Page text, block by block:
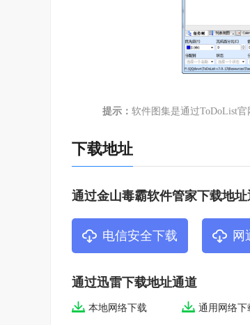
15.在选项对话框中增加了“应用”按钮
ToDoList 官方版 7.2.20.0
1.备注里可用RichEdit50富文本编辑器
3.把备注区默认放置到顶部
5.修正备注状态保存中/装载中
7.Alt+点击列 移动焦点到编辑框
8.允许“找到的”用作过滤器
提示： 软件图集是通过ToDoList
下载地址
通过金山毒霸软件管家下载地
电信安全下载 网
通过迅雷下载地址通道
本地网络下载 通用网络下